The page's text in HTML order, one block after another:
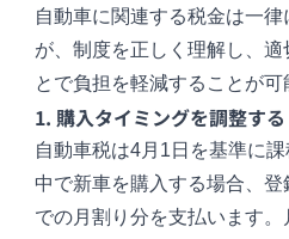
自動車に関連する税金は一
が、制度を正しく理解し、
とで負担を軽減することが可
1. 購入タイミングを調整する
自動車税は4月1日を基準に
中で新車を購入する場合、
での月割り分を支払います